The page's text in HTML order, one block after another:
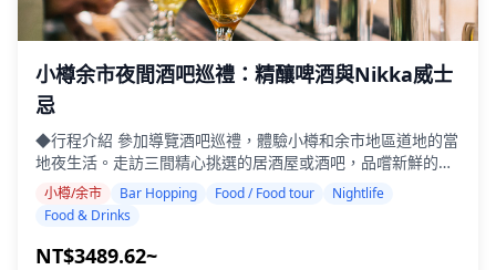
裡不適合隨意的酒吧暢飲，而適合在寧靜的環境中度過輕鬆的
夜晚。如果您對留壽都地區的酒吧暢飲特別感興趣，請先與我
們聯繫，以便我們幫助您量身定制體驗。 ![]
(https://assets.hldycdn.com/6f4b8b6a-c8ed-416a-b39c-
b3240ee11646.webp?w=1200&h=800&fit=crop&q=80) ![]
(https://assets.hldycdn.com/3976ada8-40ee-4290-bffd-
d1b6715e4fc3.jpg?w=1200&h=800&fit=crop&q=80) ![]
5d5cfb71f209.jpg?w=1200&h=800&fit=crop&q=80) ![]
(https://assets.hldycdn.com/d4df9c69-10c0-4afc-930e-
e97301c8dbd5.jpg?w=1200&h=800&fit=crop&q=80)
小樽余市夜間酒吧巡禮：精釀啤酒與Nikka威士
忌
◆行程介紹 參加導覽酒吧巡禮，體驗小樽和余市地區道地的當
地夜生活。走訪三間精心挑選的居酒屋或酒吧，品嚐新鮮的海
鮮料理和當地特色美食，搭配小樽的清酒和余市的葡萄酒及威
士忌。漫步在歷史悠久的街道上，您可以隨意走進引人入勝的
和余市地區內您喜歡的地點，走訪三間居酒屋或酒吧（行程不
小樽/余市 Bar Hopping Food / Food tour
Nightlife
Food & Drinks
NT$3489.62~